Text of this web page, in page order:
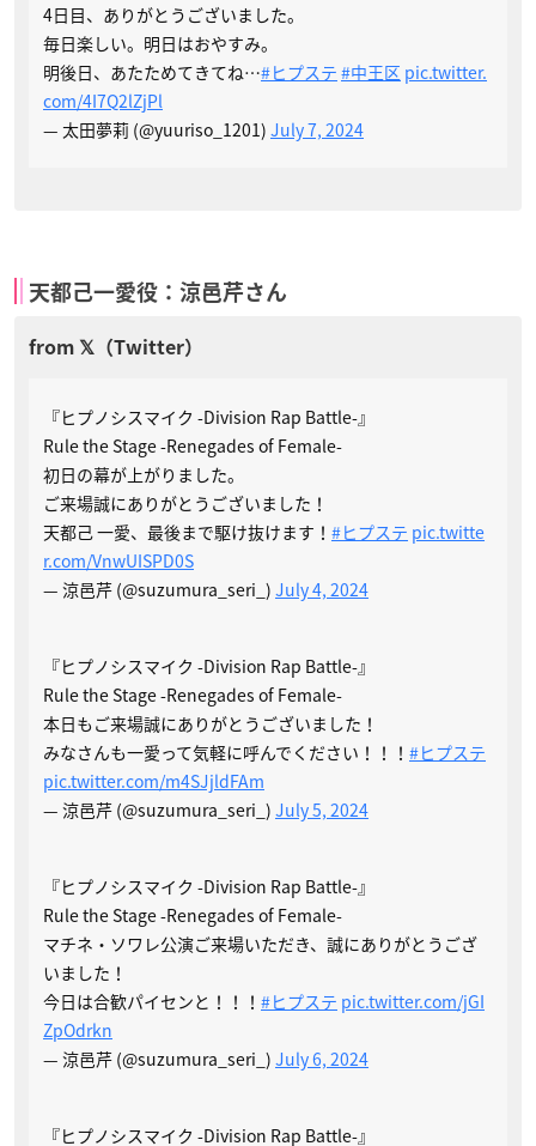
4日目、ありがとうございました。
毎日楽しい。明日はおやすみ。
明後日、あたためてきてね…#ヒプステ #中王区 pic.twitter.
com/4I7Q2lZjPl
— 太田夢莉 (@yuuriso_1201) July 7, 2024
天都己一愛役：涼邑芹さん
『ヒプノシスマイク -Division Rap Battle-』
Rule the Stage -Renegades of Female-
初日の幕が上がりました。
ご来場誠にありがとうございました！
天都己 一愛、最後まで駆け抜けます！ #ヒプステ pic.twitte
r.com/VnwUISPD0S
— 涼邑芹 (@suzumura_seri_) July 4, 2024
『ヒプノシスマイク -Division Rap Battle-』
Rule the Stage -Renegades of Female-
本日もご来場誠にありがとうございました！
みなさんも一愛って気軽に呼んでください！！！ #ヒプステ
pic.twitter.com/m4SJjldFAm
— 涼邑芹 (@suzumura_seri_) July 5, 2024
『ヒプノシスマイク -Division Rap Battle-』
Rule the Stage -Renegades of Female-
マチネ・ソワレ公演ご来場いただき、誠にありがとうござ
いました！
今日は合歓パイセンと！！！ #ヒプステ pic.twitter.com/jGI
ZpOdrkn
— 涼邑芹 (@suzumura_seri_) July 6, 2024
『ヒプノシスマイク -Division Rap Battle-』